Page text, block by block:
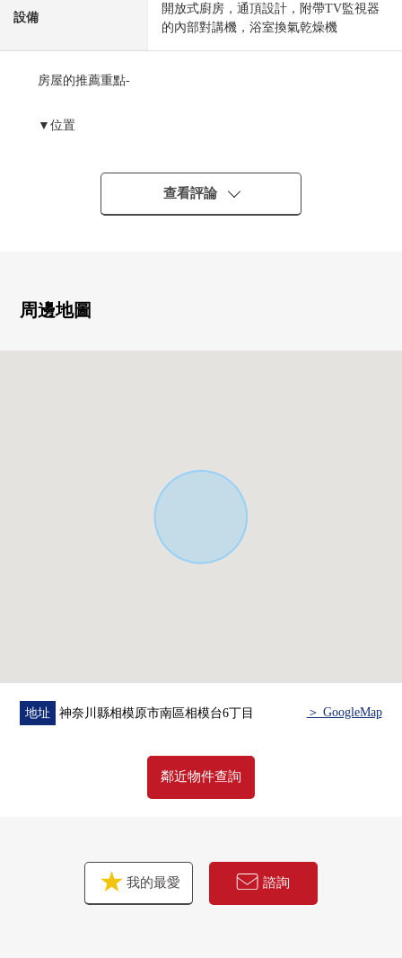
設備
開放式廚房，通頂設計，附帶TV監視器
的內部對講機，浴室換氣乾燥機
房屋的推薦重點-
▼位置
・有全居室收納的3LDK
▼房間的特徴
・日照為南向曝光面陽台良好
・在有扶手的樓梯、樓梯井、機會上有天花板、火災報警
━━━━━━━━━━━━━━━・・・・・
・沿著行幸路有[Times相模原市營相模大野立體停車
在回來[停車服務票]的時候，給。
查看評論
周邊地圖
地址 神奈川縣相模原市南區相模台6丁目 ＞ GoogleMap
鄰近物件查詢
我的最愛 諮詢